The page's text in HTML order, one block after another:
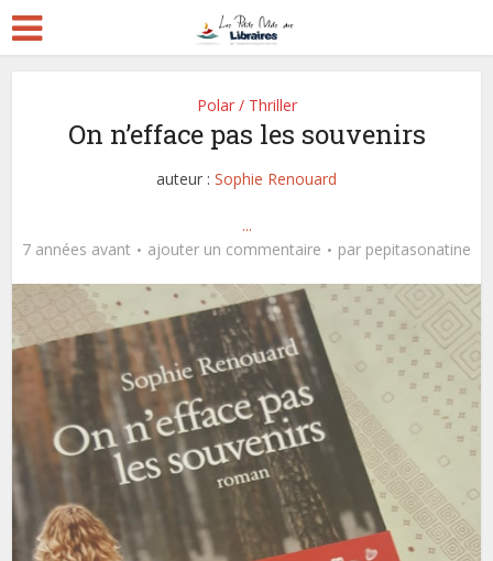
Polar / Thriller
On n’efface pas les souvenirs
auteur : Sophie Renouard
...
7 années avant
ajouter un commentaire par pepitasonatine